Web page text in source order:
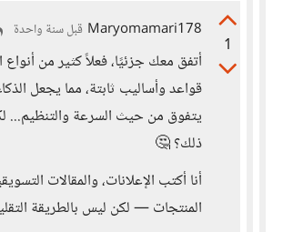
1
Maryomamari178 قبل سنة واحدة
أتفق معك جزئيًا، فعلاً كثير من أنواع
قواعد وأساليب ثابتة، مما يجعل
يتفوق من حيث السرعة والتنظيم...
ذلك؟ 🤔
أنا أكتب الإعلانات، والمقالات
المنتجات — لكن ليس بالطريقة